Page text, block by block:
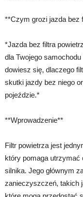
**Czym grozi jazda bez
*Jazda bez filtra
dla Twojego
dowiesz się, dlaczego
skutki jazdy bez niego
pojeździe.*
**Wprowadzenie**
Filtr powietrza jest
który pomaga utrzymać
silnika. Jego głównym
zanieczyszczeń, takich